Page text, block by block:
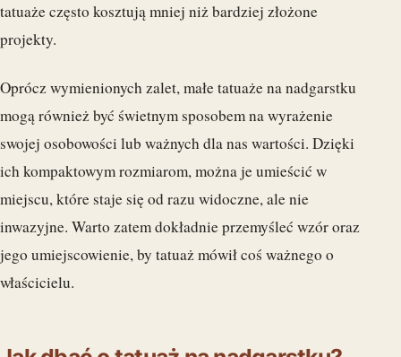
tatuaże często kosztują mniej niż bardziej złożone
projekty.
Oprócz wymienionych zalet, małe tatuaże na nadgarstku
mogą również być świetnym sposobem na wyrażenie
swojej osobowości lub ważnych dla nas wartości. Dzięki
ich kompaktowym rozmiarom, można je umieścić w
miejscu, które staje się od razu widoczne, ale nie
inwazyjne. Warto zatem dokładnie przemyśleć wzór oraz
jego umiejscowienie, by tatuaż mówił coś ważnego o
właścicielu.